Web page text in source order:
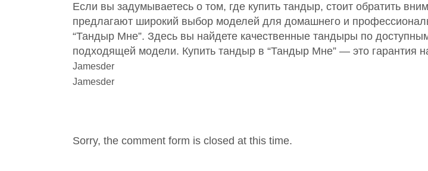
Если вы задумываетесь о том, где купить тандыр, стоит обратить
предлагают широкий выбор моделей для домашнего и
“Тандыр Мне”. Здесь вы найдете качественные тандыры по
подходящей модели. Купить тандыр в “Тандыр Мне” — это гарантия
Jamesder
Jamesder
Sorry, the comment form is closed at this time.